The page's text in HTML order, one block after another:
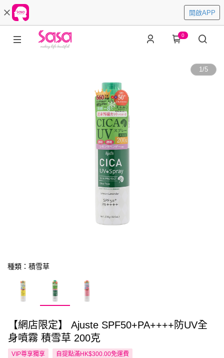
開啟APP
0
1/5
種類：積雪草
【網店限定】 Ajuste SPF50+PA++++防UV全
身噴霧 積雪草 200克
VIP尊享獨享 自提點滿HK$300.00免運費